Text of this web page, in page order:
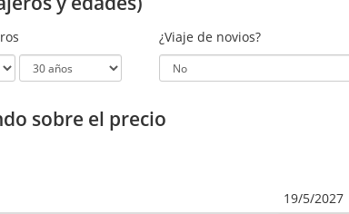
¿Viaje de novios?
sobre el precio
19/5/2027